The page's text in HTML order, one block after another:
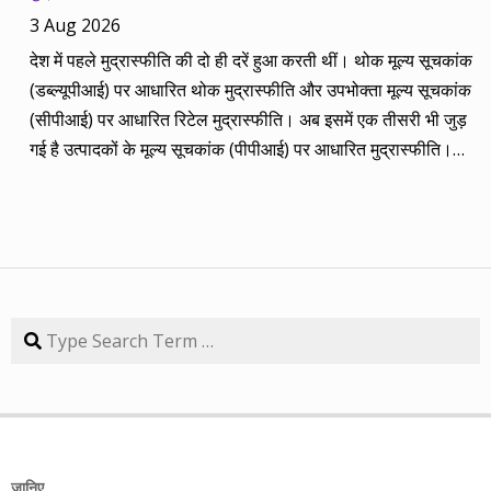
2014 की बानगी पेश है। सितंबर 2013 में पांच रविवार थे तो पांच
कंपनियां। आप नीचे की सारिणी से देख सकते हैं कि पांच में चार ने अपना
(तीन से पांच साल का) लक्ष्य साल भर में ही पूरा कर लिया है, जबकि एक
कंपनी 84.57 प्रतिशत रिटर्न के साथ लक्ष्य से ज़रा-सा पीछे है। तारीख
कंपनी तब का भाव समय लक्ष्य 30/09/14 का भाव रिटर्न (%) 01/09/13
डॉ. रेड्डीज़ लैब 2292.90 3 साल 2815 3229.60 40.85 08/09/13
संतुलन बनाकर चलते हैं। यह भी बताते हैं कि कहां पर एंट्री करें और आपके
3 Aug 2026
देश में पहले मुद्रास्फीति की दो ही दरें हुआ करती थीं। थोक मूल्य सूचकांक
(डब्ल्यूपीआई) पर आधारित थोक मुद्रास्फीति और उपभोक्ता मूल्य सूचकांक
(सीपीआई) पर आधारित रिटेल मुद्रास्फीति। अब इसमें एक तीसरी भी जुड़
गई है उत्पादकों के मूल्य सूचकांक (पीपीआई) पर आधारित मुद्रास्फीति।
मुद्रास्फीति जितनी बढ़ती है, उससे ज्यादा कमाई बढ़ जाए तो किसी को
मुद्रास्फीति का 4% बढ़ना भी घर-गृहस्थी की कमर तोड़ देता है। सरकार
कहती है कि उसने तो पिछले बारह सालों में मुद्रास्फीति को काबू में कर रखा
(एफआईटी) फ्रेमवर्क के तहत रिटेल मुद्रास्फीति के लिए 4% को बीच में
तक टूटी नहीं है। यह फ्रेमवर्क हर पांच साल पर बढ़ाया जाता है। अभी इसे